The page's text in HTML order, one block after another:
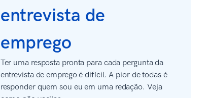
entrevista de
emprego
Ter uma resposta pronta para cada pergunta da
entrevista de emprego é difícil. A pior de todas é
responder quem sou eu em uma redação. Veja